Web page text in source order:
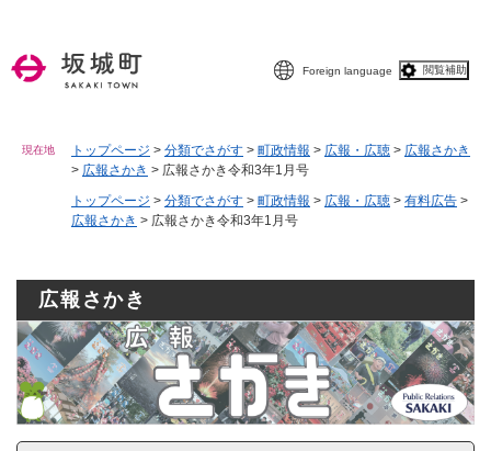
Foreign language 閲覧補助
現在地 トップページ > 分類でさがす > 町政情報 > 広報・広聴 > 広報さかき
> 広報さかき > 広報さかき令和3年1月号
トップページ > 分類でさがす > 町政情報 > 広報・広聴 > 有料広告 >
広報さかき > 広報さかき令和3年1月号
広報さかき